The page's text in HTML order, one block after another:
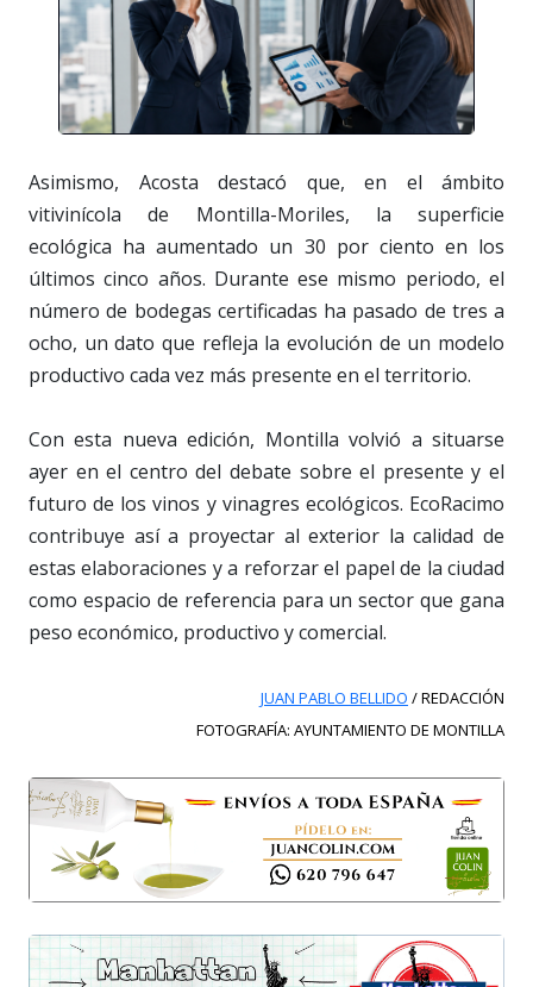
Asimismo, Acosta destacó que, en el ámbito
vitivinícola de Montilla-Moriles, la superficie
ecológica ha aumentado un 30 por ciento en los
últimos cinco años. Durante ese mismo periodo, el
número de bodegas certificadas ha pasado de tres a
ocho, un dato que refleja la evolución de un modelo
productivo cada vez más presente en el territorio.
Con esta nueva edición, Montilla volvió a situarse
ayer en el centro del debate sobre el presente y el
futuro de los vinos y vinagres ecológicos. EcoRacimo
contribuye así a proyectar al exterior la calidad de
estas elaboraciones y a reforzar el papel de la ciudad
como espacio de referencia para un sector que gana
peso económico, productivo y comercial.
JUAN PABLO BELLIDO / REDACCIÓN
FOTOGRAFÍA: AYUNTAMIENTO DE MONTILLA